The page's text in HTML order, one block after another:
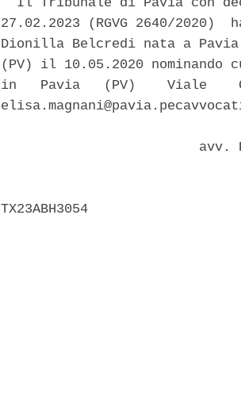
Il Tribunale di Pavia con
27.02.2023 (RGVG 2640/
Dionilla Belcredi nata a
(PV) il 10.05.2020
in   Pavia   (PV)    Viale